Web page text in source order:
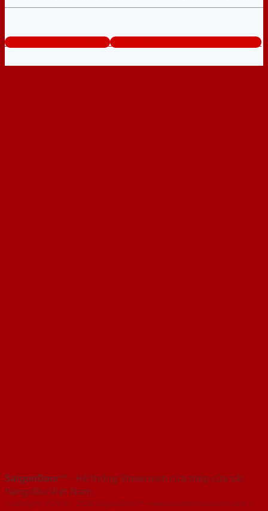
www.muabancuathep.com Tổng đài tư vấn miễn phí: 0824.400.400
SaigonDoor™ - Hệ thống Showroom cửa thép cửa sắt
hàng đầu Việt Nam
Copyright ⓒ 2016 – 2026 SaigonDoor™ - www.cuathephanquoc.com |